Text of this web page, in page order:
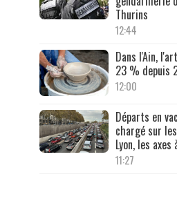
Thurins
12:44
Dans l'Ain,
23 % depuis
12:00
Départs en
chargé sur
Lyon, les
11:27